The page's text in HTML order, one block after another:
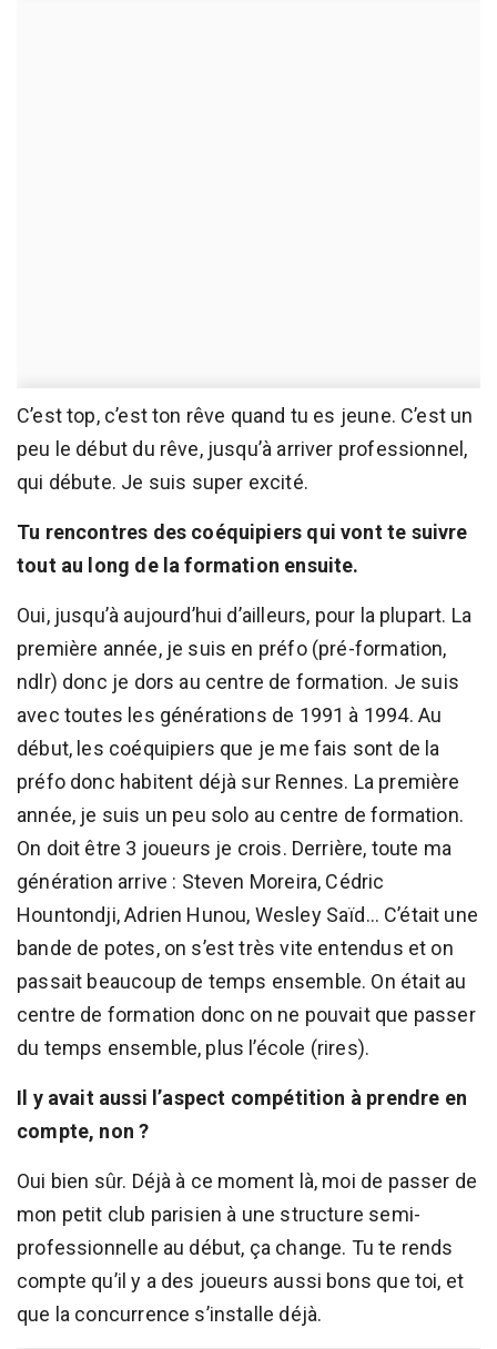
C’est top, c’est ton rêve quand tu es jeune. C’est un
peu le début du rêve, jusqu’à arriver professionnel,
qui débute. Je suis super excité.
Tu rencontres des coéquipiers qui vont te suivre
tout au long de la formation ensuite.
Oui, jusqu’à aujourd’hui d’ailleurs, pour la plupart. La
première année, je suis en préfo (pré-formation,
ndlr) donc je dors au centre de formation. Je suis
avec toutes les générations de 1991 à 1994. Au
début, les coéquipiers que je me fais sont de la
préfo donc habitent déjà sur Rennes. La première
année, je suis un peu solo au centre de formation.
On doit être 3 joueurs je crois. Derrière, toute ma
génération arrive : Steven Moreira, Cédric
Hountondji, Adrien Hunou, Wesley Saïd… C’était une
bande de potes, on s’est très vite entendus et on
passait beaucoup de temps ensemble. On était au
centre de formation donc on ne pouvait que passer
du temps ensemble, plus l’école (rires).
Il y avait aussi l’aspect compétition à prendre en
compte, non ?
Oui bien sûr. Déjà à ce moment là, moi de passer de
mon petit club parisien à une structure semi-
professionnelle au début, ça change. Tu te rends
compte qu’il y a des joueurs aussi bons que toi, et
que la concurrence s’installe déjà.